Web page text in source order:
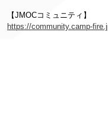
【JMOCコミュニティ】
https://community.camp-